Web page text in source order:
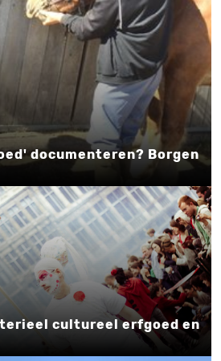
documenteren? Borgen
cultureel erfgoed en